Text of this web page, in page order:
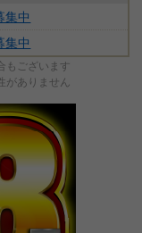
集中
集中
もございます
がありません